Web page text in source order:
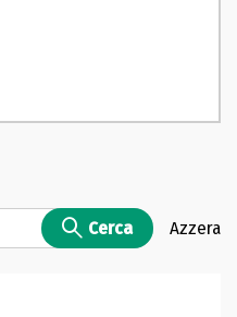
Cerca Azzera